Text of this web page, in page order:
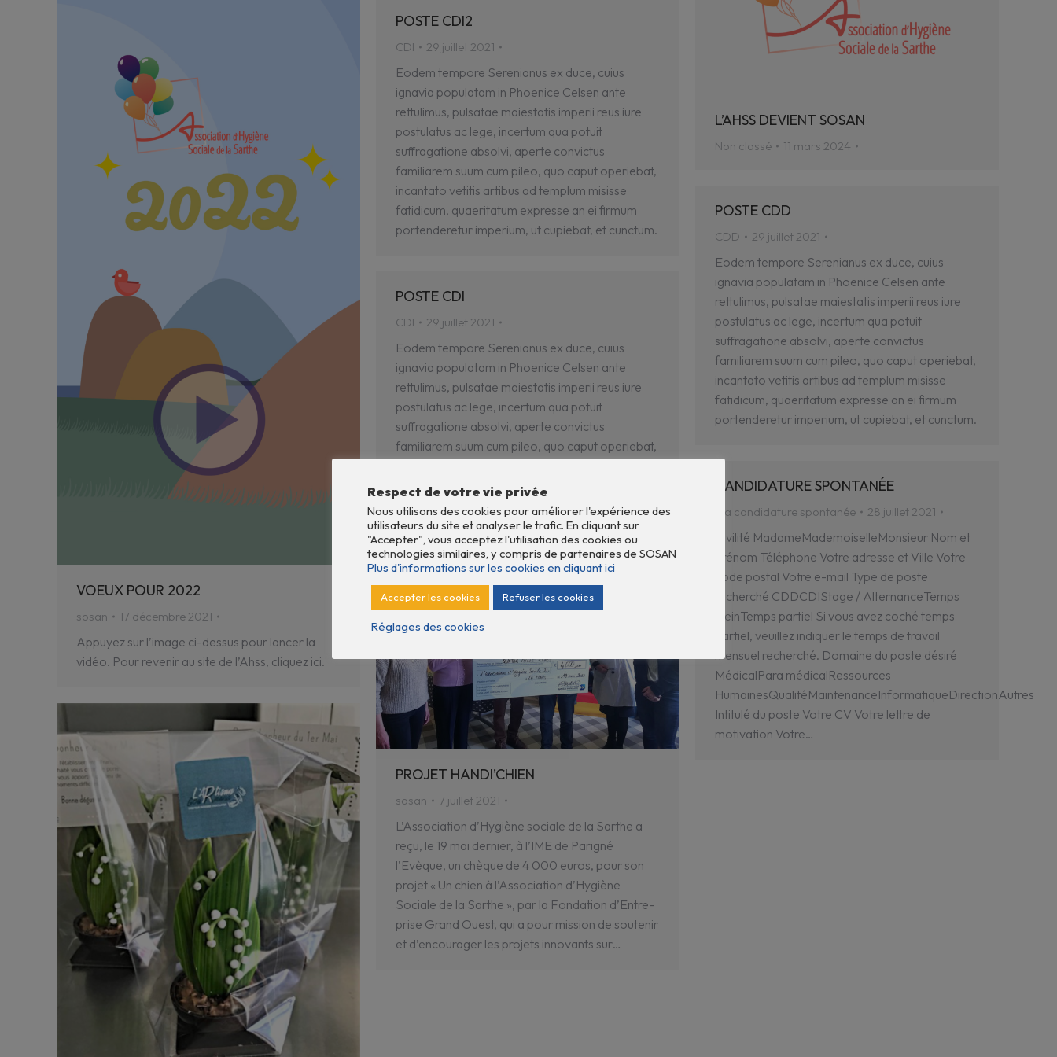
L’AHSS DEVIENT SOSAN
Non classé 11 mars 2024
VOEUX POUR 2022
sosan 17 décembre 2021
Appuyez sur l’image ci-dessus pour lancer la
vidéo. Pour revenir au site de l’Ahss, cliquez ici.
POSTE CDI2
CDI 29 juillet 2021
Eodem tempore Serenianus ex duce, cuius
ignavia populatam in Phoenice Celsen ante
rettulimus, pulsatae maiestatis imperii reus iure
postulatus ac lege, incertum qua potuit
suffragatione absolvi, aperte convictus
familiarem suum cum pileo, quo caput operiebat,
incantato vetitis artibus ad templum misisse
fatidicum, quaeritatum expresse an ei firmum
portenderetur imperium, ut cupiebat, et cunctum.
POSTE CDD
CDD 29 juillet 2021
Eodem tempore Serenianus ex duce, cuius
ignavia populatam in Phoenice Celsen ante
rettulimus, pulsatae maiestatis imperii reus iure
postulatus ac lege, incertum qua potuit
suffragatione absolvi, aperte convictus
familiarem suum cum pileo, quo caput operiebat,
incantato vetitis artibus ad templum misisse
fatidicum, quaeritatum expresse an ei firmum
portenderetur imperium, ut cupiebat, et cunctum.
POSTE CDI
CDI 29 juillet 2021
Eodem tempore Serenianus ex duce, cuius
ignavia populatam in Phoenice Celsen ante
rettulimus, pulsatae maiestatis imperii reus iure
postulatus ac lege, incertum qua potuit
suffragatione absolvi, aperte convictus
familiarem suum cum pileo, quo caput operiebat,
fatidicum, quaeritatum expresse an ei firmum
portenderetur imperium, ut cupiebat, et cunctum.
Civilité MadameMademoiselleMonsieur…
CANDIDATURE SPONTANÉE
Ma candidature spontanée 28 juillet 2021
Civilité MadameMademoiselleMonsieur Nom et
prénom Téléphone Votre adresse et Ville Votre
code postal Votre e-mail Type de poste
recherché CDDCDIStage / AlternanceTemps
pleinTemps partiel Si vous avez coché temps
partiel, veuillez indiquer le temps de travail
mensuel recherché. Domaine du poste désiré
MédicalPara médicalRessources
HumainesQualitéMaintenanceInformatiqueDirectionAutres
Intitulé du poste Votre CV Votre lettre de
motivation Votre…
PROJET HANDI’CHIEN
sosan 7 juillet 2021
L’As­so­cia­tion d’Hy­giène sociale de la Sarthe a
reçu, le 19 mai dernier, à l’IME de Pari­gné
l’Evèque, un chèque de 4 000 euros, pour son
projet « Un chien à l’As­so­cia­tion d’Hy­giène
Sociale de la Sarthe », par la Fonda­tion d’En­tre­
prise Grand Ouest, qui a pour mission de soute­nir
et d’en­cou­ra­ger les projets inno­vants sur…
Respect de votre vie privée
Nous utilisons des cookies pour améliorer l'expérience des
utilisateurs du site et analyser le trafic. En cliquant sur
"Accepter", vous acceptez l'utilisation des cookies ou
technologies similaires, y compris de partenaires de SOSAN
Plus d'informations sur les cookies en cliquant ici
Accepter les cookies Refuser les cookies
Réglages des cookies